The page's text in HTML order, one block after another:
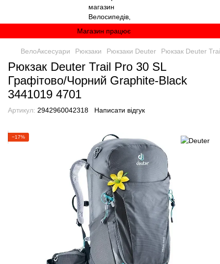
Магазин працює
ВелоАксесуари Рюкзаки Рюкзаки Deuter Рюкзак Deuter
Рюкзак Deuter Trail Pro 30 SL
Графітово/Чорний Graphite-Black
3441019 4701
Артикул: 2942960042318 Написати відгук
−17%